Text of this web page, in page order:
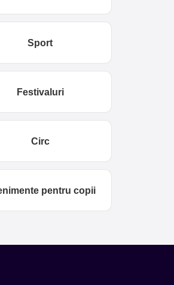
Sport
Festivaluri
Circ
pentru copii